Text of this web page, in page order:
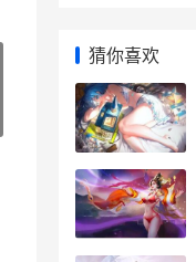
猜你喜欢